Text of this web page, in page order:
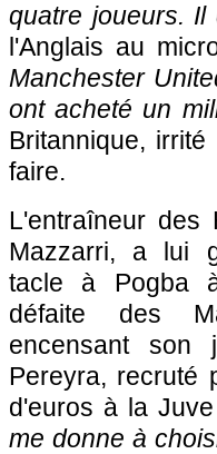
quatre joueurs.
l'Anglais au
Manchester
ont acheté un
Britannique,
faire.
L'entraîneur des
Mazzarri, a lui
tacle à Pogba
défaite des
encensant son
Pereyra, recruté
d'euros à la
me donne à